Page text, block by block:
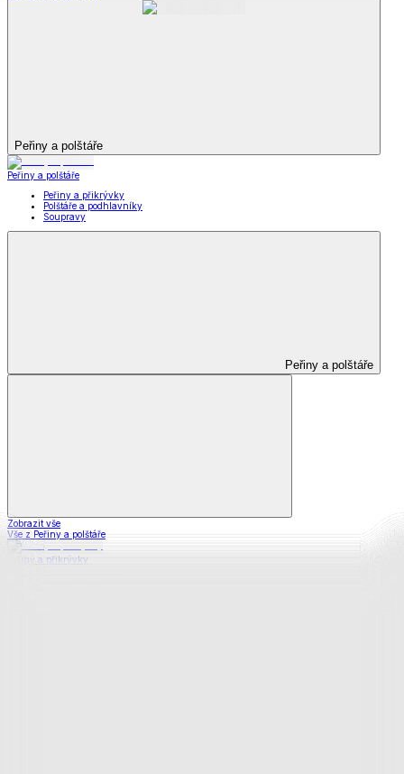
Peřiny a polštáře
Peřiny a polštáře
Peřiny a přikrývky
Polštáře a podhlavníky
Soupravy
Peřiny a polštáře
Zobrazit vše
Vše z Peřiny a polštáře
Peřiny a přikrývky